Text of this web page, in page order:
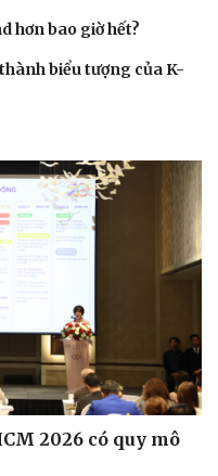
hơn bao giờ hết?
biểu tượng của K-
2026 có quy mô